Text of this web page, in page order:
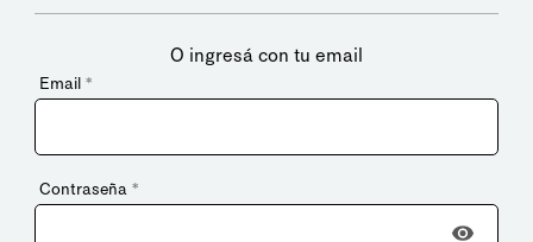
O ingresá con tu email
Email *
Contraseña *